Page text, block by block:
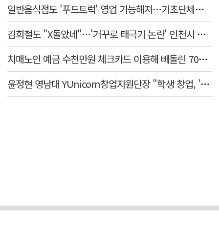
일반음식점도 '푸드트럭' 영업 가능해져…기초단체별 조례 개정 움직임
김희철도 "X돌았네"…'거꾸로 태극기 논란' 인천시 현수막, 이틀 만에 철거
치매노인 예금 수천만원 체크카드 이용해 빼돌린 70대 간병인, 집행유예
윤정현 영남대 YUnicorn창업지원단장 "학생 창업, '팀 빌딩'이 제일 중요"